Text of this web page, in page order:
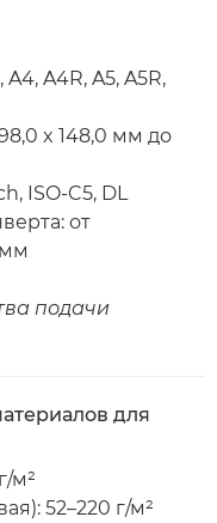
A4R, A5, A5R,
x 148,0 мм до
ISO-C5, DL
от
подачи
для
м²
52–220 г/м²